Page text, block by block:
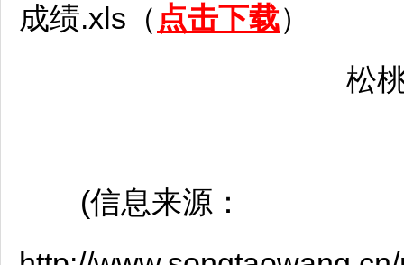
成绩.xls（ 点击下载）
松
(信息来源：